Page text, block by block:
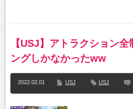
【USJ】アトラクション
ングしかなかったww
2022.02.01 USJ USJ